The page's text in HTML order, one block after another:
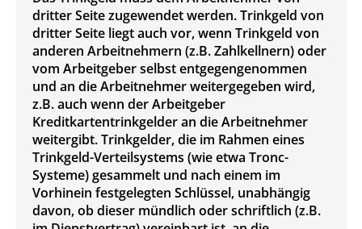
dritter Seite zugewendet werden. Trinkgeld von
dritter Seite liegt auch vor, wenn Trinkgeld von
anderen Arbeitnehmern (z.B. Zahlkellnern) oder
vom Arbeitgeber selbst entgegengenommen
und an die Arbeitnehmer weitergegeben wird,
z.B. auch wenn der Arbeitgeber
Kreditkartentrinkgelder an die Arbeitnehmer
weitergibt. Trinkgelder, die im Rahmen eines
Trinkgeld-Verteilsystems (wie etwa Tronc-
Systeme) gesammelt und nach einem im
Vorhinein festgelegten Schlüssel, unabhängig
davon, ob dieser mündlich oder schriftlich (z.B.